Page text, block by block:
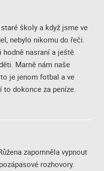
školy a když jsme ve
nebylo nikomu do řeči.
nasraní a ještě
Marně nám naše
je jenom fotbal a ve
dokonce za peníze.
zapomněla vypnout
rozhovory.